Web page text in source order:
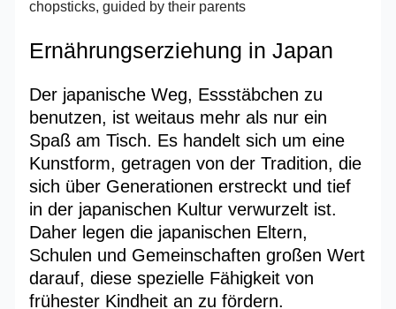
Ernährungserziehung in Japan
Der japanische Weg, Essstäbchen zu
benutzen, ist weitaus mehr als nur ein
Spaß am Tisch. Es handelt sich um eine
Kunstform, getragen von der Tradition, die
sich über Generationen erstreckt und tief
in der japanischen Kultur verwurzelt ist.
Daher legen die japanischen Eltern,
Schulen und Gemeinschaften großen Wert
darauf, diese spezielle Fähigkeit von
frühester Kindheit an zu fördern.